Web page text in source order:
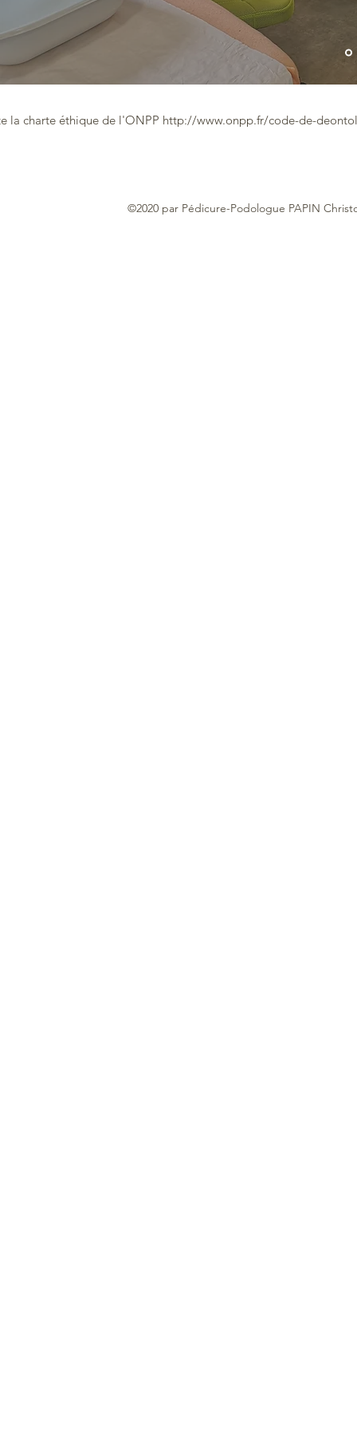
la charte éthique de l'ONPP http://www.onpp.fr/code-de-
©2020 par Pédicure-Podologue PAPIN